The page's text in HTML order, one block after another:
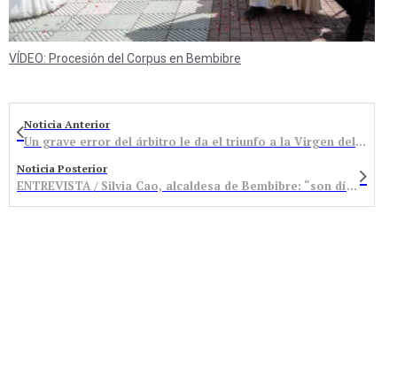
VÍDEO: Procesión del Corpus en Bembibre
Noticia Anterior
Un grave error del árbitro le da el triunfo a la Virgen del Camino en el minuto 90
Noticia Posterior
ENTREVISTA / Silvia Cao, alcaldesa de Bembibre: “son días para celebrar, para olvidar los agobios del día a día y los malos momentos que hemos pasado a lo largo del año”